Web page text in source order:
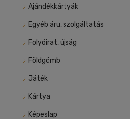
Ajándékkártyák
Egyéb áru, szolgáltatás
Folyóirat, újság
Földgömb
Játék
Kártya
Képeslap